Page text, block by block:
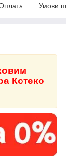
Умови
Котеко